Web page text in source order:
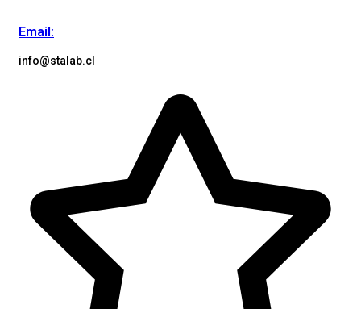
Email:
info@stalab.cl